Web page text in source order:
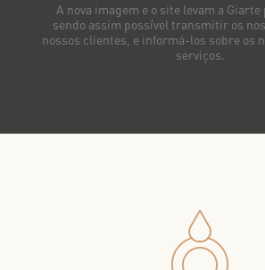
A nova imagem e o site levam a
sendo assim possível transmitir os
nossos clientes, e informá-los sobre os
serviços.